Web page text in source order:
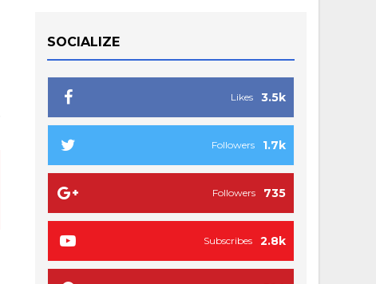
SOCIALIZE
3.5k
Likes
1.7k
Followers
735
Followers
2.8k
Subscribes